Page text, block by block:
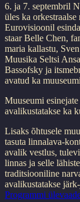
6. ja 7. septembril
üles ka
Eurovisioonil
staar Belle Chen,
maria kallastu,
Muusika Seltsi
Bassofsky ja
avatud ka
Muuseumi
avalikustatakse ka
Lisaks õhtusele
tasuta linnalava-
avalik vestlus,
linnas ja selle
traditsiooniline
avalikustatakse
Programmi